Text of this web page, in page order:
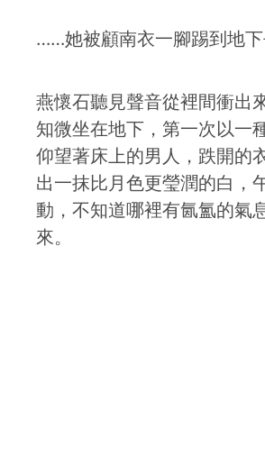
……她被顧南衣一腳踢到地下
燕懷石聽見聲音從裡間衝出
知微坐在地下，第一次以一
仰望著床上的男人，跌開的
出一抹比月色更瑩潤的白，
動，不知道哪裡有氤氳的氣
來。